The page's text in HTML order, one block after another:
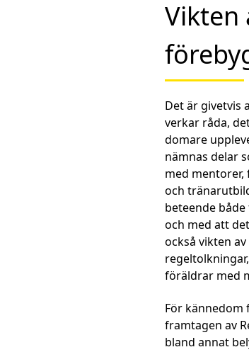
Vikten
Det är givetvis
verkar råda,
domare
nämnas delar
med mentorer,
och
beteende
och med att
också vikten
föräldrar med
För kännedom
framtagen av
bland annat